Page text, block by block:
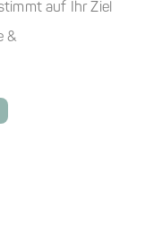
auf Ihr Ziel
&